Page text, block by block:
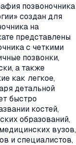
позвоночника
создан для
на
представлены
с четкими
позвонки,
а также
как легкое,
детальной
быстро
костей,
образований,
вузов,
и специалистов,